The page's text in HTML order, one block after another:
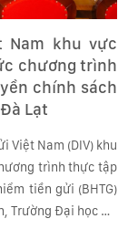
Nam khu vực
chương trình
chính sách
Lạt
Việt Nam (DIV) khu
trình thực tập
tiền gửi (BHTG)
Trường Đại học Đà